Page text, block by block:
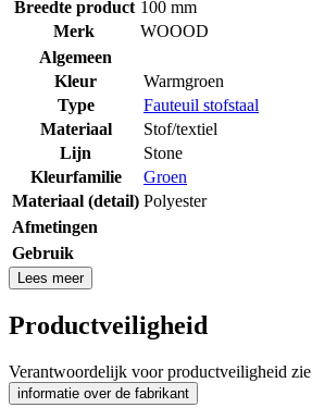
Breedte product 100 mm
Merk
WOOOD
Algemeen
Kleur
Warmgroen
Type
Fauteuil stofstaal
Materiaal
Stof/textiel
Lijn
Stone
Kleurfamilie
Groen
Materiaal (detail) Polyester
Afmetingen
Gebruik
Lees meer
Productveiligheid
Verantwoordelijk voor productveiligheid zie
informatie over de fabrikant